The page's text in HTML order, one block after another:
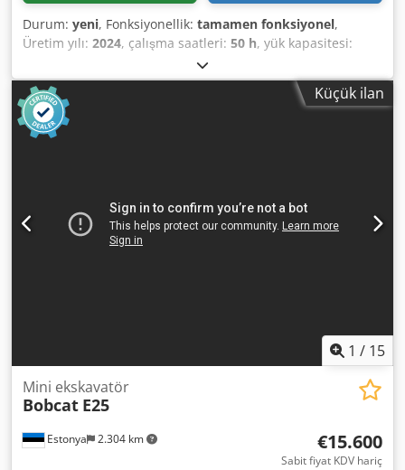
Durum: yeni, Fonksiyonellik: tamamen fonksiyonel,
Üretim yılı: 2024, çalışma saatleri: 50 h, yük kapasitesi:
, kaldırma yüksekliği:4.800 mm
1.570 mm, yakıt türü:dizel, direk tipi:triplex, inşaat
yüksekliği:
, fork taşıyıcı
genişliği:
ağırlık:
durum: Yeni Ön lastik tipi: süper elastik Ön lastikler
Durum: Yeni Arka lastik tipi: Süper elastik Arka lastikler
Durum: Yeni yan kaydırıcı, çatal konumlandırıcı, 3. valf, 4.
Küçük ilan
1 / 15
Estonya 2.304 km
Mini ekskavatör
Bobcat E25
€15.600
Sabit fiyat KDV hariç